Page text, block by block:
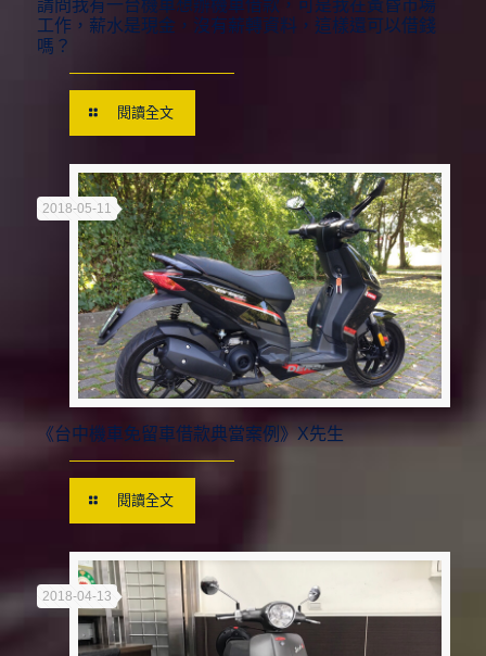
請問我有一台機車想辦機車借款，可是我在黃昏市場
工作，薪水是現金，沒有薪轉資料，這樣還可以借錢
嗎？
閱讀全文
2018-05-11
《台中機車免留車借款典當案例》X先生
閱讀全文
2018-04-13